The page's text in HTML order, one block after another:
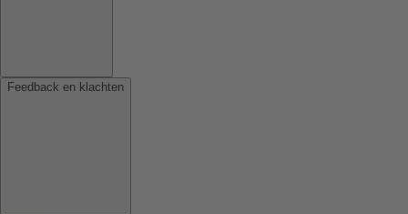
Feedback en klachten